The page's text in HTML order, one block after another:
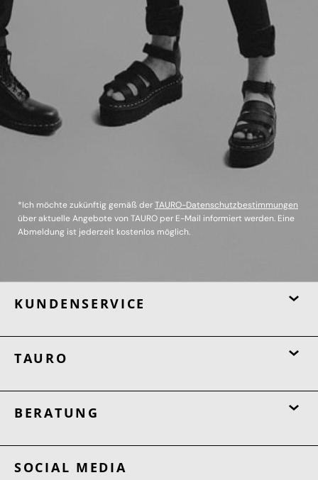
*Ich möchte zukünftig gemäß derTAURO-Datenschutzbestimmungen
über aktuelle Angebote von TAURO per E-Mail informiert werden. Eine
Abmeldung ist jederzeit kostenlos möglich.
KUNDENSERVICE
TAURO
BERATUNG
SOCIAL MEDIA